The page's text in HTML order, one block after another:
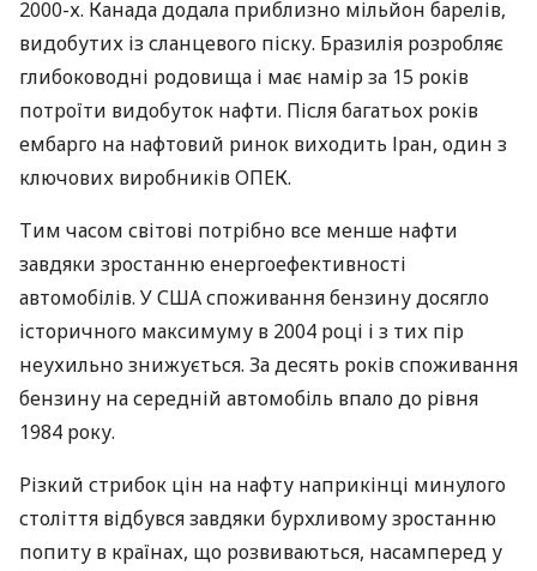
2000-х. Канада додала приблизно мільйон барелів,
видобутих із сланцевого піску. Бразилія розробляє
глибоководні родовища і має намір за 15 років
потроїти видобуток нафти. Після багатьох років
ембарго на нафтовий ринок виходить Іран, один з
ключових виробниківОПЕК.
Тим часом світові потрібно все менше нафти
завдяки зростанню енергоефективності
автомобілів. УСШАспоживання бензину досягло
історичного максимуму в 2004 році і з тих пір
неухильно знижується. За десять років споживання
бензину на середній автомобіль впало до рівня
1984 року.
Різкий стрибок цін на нафту наприкінці минулого
століття відбувся завдяки бурхливому зростанню
попиту в країнах, що розвиваються, насамперед у